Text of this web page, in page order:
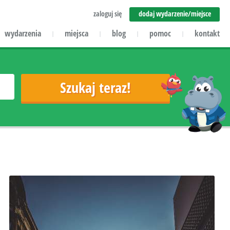
zaloguj się dodaj wydarzenie/miejsce
wydarzenia | miejsca | blog | pomoc | kontakt